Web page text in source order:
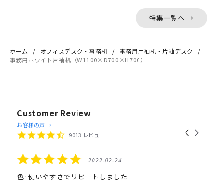
特集一覧へ →
ホーム オフィスデスク・事務机
事務用片袖机・片袖デスク
事務用ホワイト片袖机（W1100×D700×H700）
Customer Review
Reviews
carousel
Carousel
arrows
4.4
star
9013 レビュー
お客様の声 →
5.0
star
rating
2022-02-24
色･使いやすさでリピートしました